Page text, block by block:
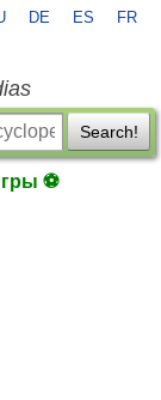
DE ES FR
Search!
⚽